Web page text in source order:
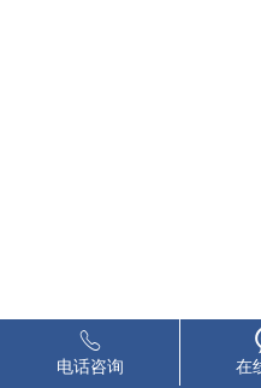
电话咨询 在